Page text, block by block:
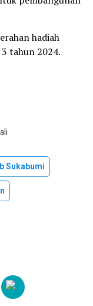
hadiah
tahun 2024.
Sukabumi